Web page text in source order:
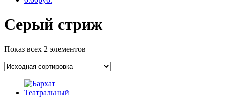
Серый стриж
Показ всех 2 элементов